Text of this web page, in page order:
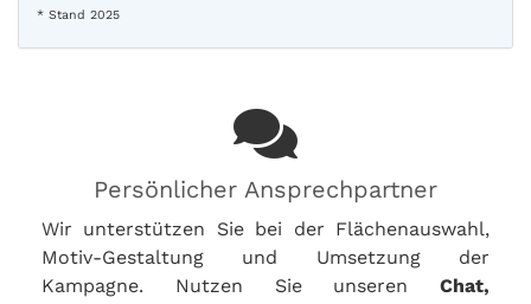
* Stand 2025
Persönlicher Ansprechpartner
Wir unterstützen Sie bei der Flächenauswahl,
Motiv-Gestaltung und Umsetzung der
Kampagne. Nutzen Sie unseren Chat,